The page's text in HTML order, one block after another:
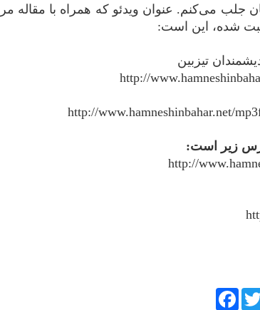
جلب می‌کنم. عنوان ویدئو که همراه با مقاله
شده، این است:
تیزبین
http://
http://www.hamneshinbahar.net/
زیر است:
http://
Facebook